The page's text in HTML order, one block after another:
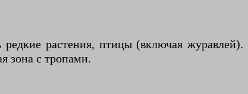
растения, птицы (включая журавлей).
зона с тропами.